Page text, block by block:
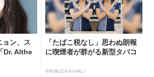
ョン、ス
Dr. Althe
「たばこ税なし」思わぬ朗報
に喫煙者が群がる新型タバコ
PR(株式会社HAL)